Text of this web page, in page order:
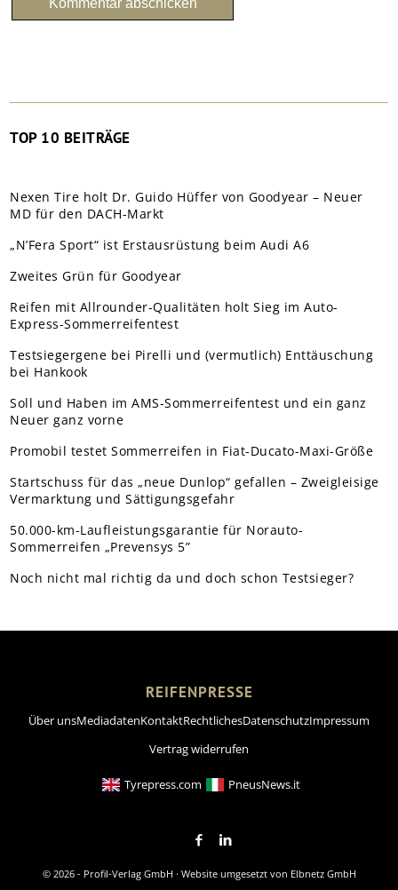
TOP 10 BEITRÄGE
Nexen Tire holt Dr. Guido Hüffer von Goodyear – Neuer
MD für den DACH-Markt
„N’Fera Sport“ ist Erstausrüstung beim Audi A6
Zweites Grün für Goodyear
Reifen mit Allrounder-Qualitäten holt Sieg im Auto-
Express-Sommerreifentest
Testsiegergene bei Pirelli und (vermutlich) Enttäuschung
bei Hankook
Soll und Haben im AMS-Sommerreifentest und ein ganz
Neuer ganz vorne
Promobil testet Sommerreifen in Fiat-Ducato-Maxi-Größe
Startschuss für das „neue Dunlop“ gefallen – Zweigleisige
Vermarktung und Sättigungsgefahr
50.000-km-Laufleistungsgarantie für Norauto-
Sommerreifen „Prevensys 5”
Noch nicht mal richtig da und doch schon Testsieger?
REIFENPRESSE
Über unsMediadatenKontaktRechtlichesDatenschutzImpressum
Vertrag widerrufen
Tyrepress.com PneusNews.it
© 2026 - Profil-Verlag GmbH · Website umgesetzt von Elbnetz GmbH